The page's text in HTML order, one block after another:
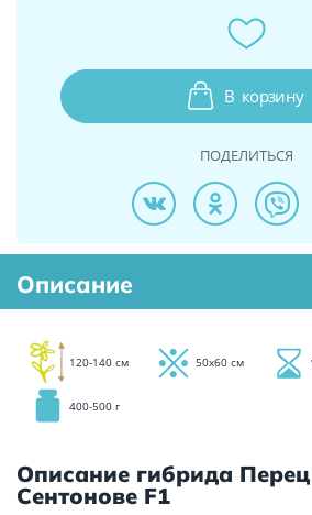
В корзину
ПОДЕЛИТЬСЯ
Описание
120-140 см 50х60 см
400-500 г
Описание гибрида
Сентонове F1